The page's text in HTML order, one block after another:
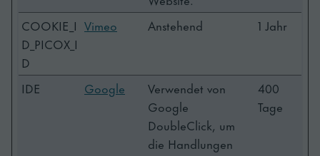
COOKIE_I
D_PICOX_I
D
Vimeo Anstehend 1 Jahr
IDE Google
Verwendet von
Google
DoubleClick, um
die Handlungen
400
Tage